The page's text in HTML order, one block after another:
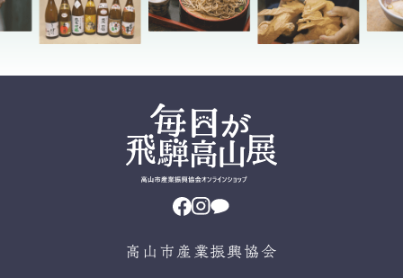
高山市産業振興協会